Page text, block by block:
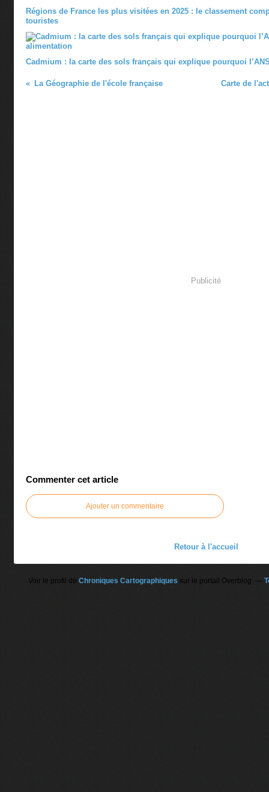
Régions de France les plus visitées en 2025 : le classement
touristes
Cadmium : la carte des sols français qui explique pourquoi
La Géographie de l'école française Carte de
Publicité
Commenter cet article
Ajouter un commentaire
Retour à l'accueil
Voir le profil de Chroniques Cartographiques sur le portail Overblog